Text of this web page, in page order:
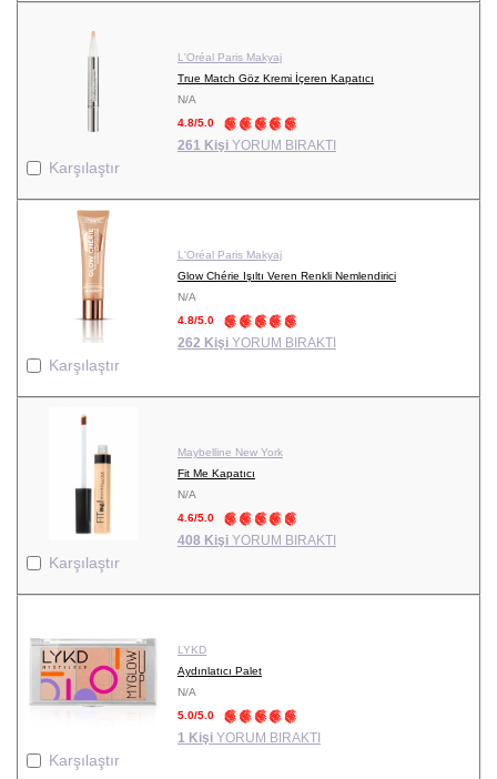
Karşılaştır
L'Oréal Paris Makyaj
True Match Göz Kremi İçeren Kapatıcı
N/A
4.8/5.0
261 Kişi YORUM BIRAKTI
Karşılaştır
L'Oréal Paris Makyaj
Glow Chérie Işıltı Veren Renkli Nemlendirici
N/A
4.8/5.0
262 Kişi YORUM BIRAKTI
Karşılaştır
Maybelline New York
Fit Me Kapatıcı
N/A
4.6/5.0
408 Kişi YORUM BIRAKTI
Karşılaştır
LYKD
Aydınlatıcı Palet
N/A
5.0/5.0
1 Kişi YORUM BIRAKTI